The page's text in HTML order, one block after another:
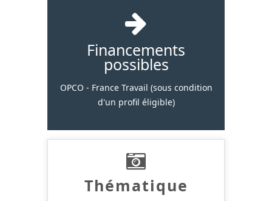
Financements
possibles
OPCO - France Travail (sous condition
d'un profil éligible)
Thématique